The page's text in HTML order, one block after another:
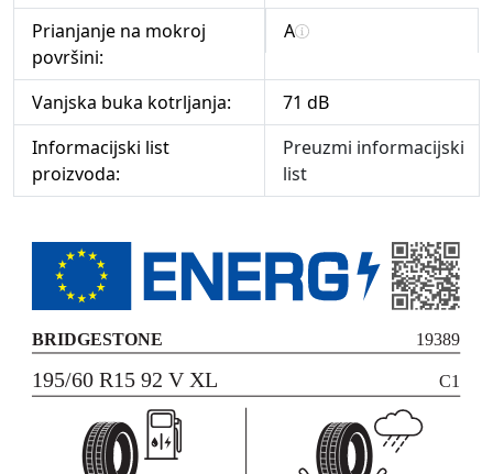
Prianjanje na mokroj
površini:
A
Vanjska buka kotrljanja:
71 dB
Informacijski list
proizvoda:
Preuzmi informacijski
list